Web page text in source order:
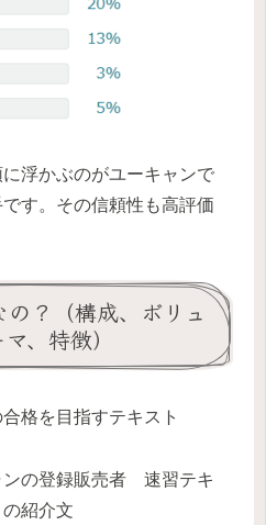
浮かぶのがユーキャンで
す。その信頼性も高評価
の？（構成、ボリュ
、特徴）
格を目指すテキスト
の登録販売者 速習テキ
紹介文